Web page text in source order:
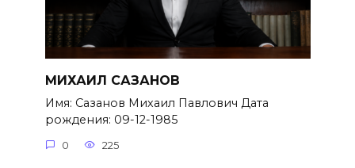
МИХАИЛ САЗАНОВ
Имя: Сазанов Михаил Павлович Дата
рождения: 09-12-1985
0 225